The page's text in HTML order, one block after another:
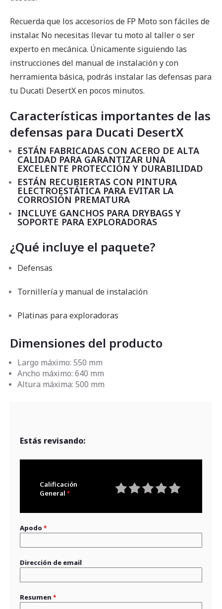
Recuerda que los accesorios de FP Moto son fáciles de
instalar. No necesitas llevar tu moto al taller o ser
experto en mecánica. Únicamente siguiendo las
instrucciones del manual de instalación y con
herramienta básica, podrás instalar las defensas para
tu Ducati DesertX en pocos minutos.
Características importantes de las
defensas para Ducati DesertX
ESTÁN FABRICADAS CON ACERO DE ALTA
CALIDAD PARA GARANTIZAR UNA
EXCELENTE PROTECCIÓN Y DURABILIDAD
ESTÁN RECUBIERTAS CON PINTURA
ELECTROESTÁTICA PARA EVITAR LA
CORROSIÓN PREMATURA
INCLUYE GANCHOS PARA DRYBAGS Y
SOPORTE PARA EXPLORADORAS
¿Qué incluye el paquete?
Defensas
Tornillería y manual de instalación
Platinas para exploradoras
Dimensiones del producto
Largo máximo: 550 mm
Ancho máximo: 640 mm
Altura máxima: 500 mm
Estás revisando:
Calificación
General
Apodo
Dirección de email
Resumen